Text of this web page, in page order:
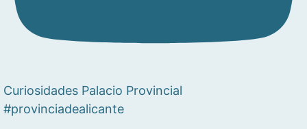
Curiosidades Palacio Provincial
#provinciadealicante